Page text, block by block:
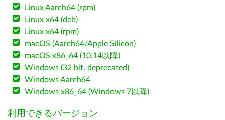
Linux Aarch64 (rpm)
Linux x64 (deb)
Linux x64 (rpm)
macOS (Aarch64/Apple Silicon)
macOS x86_64 (10.14以降)
Windows (32 bit, deprecated)
Windows Aarch64
Windows x86_64 (Windows 7以降)
利用できるバージョン